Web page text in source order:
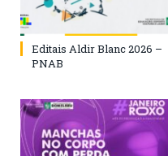
Editais Aldir Blanc 2026 –
PNAB